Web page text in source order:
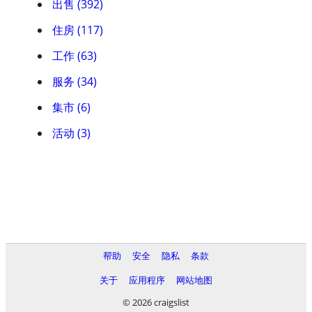
出售 (392)
住房 (117)
工作 (63)
服务 (34)
集市 (6)
活动 (3)
帮助 安全 隐私
条款
关于
应用程序
网站地图
© 2026 craigslist